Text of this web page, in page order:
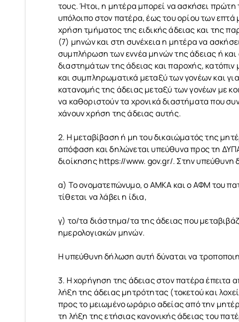
τους. Ήτοι, η μητέρα μπορεί να ασκήσει
υπόλοιπο στον πατέρα, έως του ορίου των
χρήση τμήματος της ειδικής άδειας και της
(7) μηνών και στη συνέχεια η μητέρα να
συμπλήρωση των εννέα μηνών της άδειας ή και
διαστημάτων της άδειας και παροχής,
και συμπληρωματικά μεταξύ των γονέων και
κατανομής της άδειας μεταξύ των γονέων με
να καθοριστούν τα χρονικά διαστήματα που
χάνουν χρήση της άδειας αυτής.
2. Η μεταβίβαση ή μη του δικαιώματός της
απόφαση και δηλώνεται υπεύθυνα προς τη
διοίκησης https://www. gov.gr/. Στην υπεύθυνη
α) Το ονοματεπώνυμο, ο ΑΜΚΑ και ο ΑΦΜ του
τίθεται να λάβει η ίδια,
γ) το/τα διάστημα/τα της άδειας που
ημερολογιακών μηνών.
Η υπεύθυνη δήλωση αυτή δύναται να
3. Η χορήγηση της άδειας στον πατέρα έπειτα
λήξη της άδειας μητρότητας (τοκετού και
προς το μειωμένο ωράριο αδείας από την
τη λήξη της ετήσιας κανονικής άδειας του